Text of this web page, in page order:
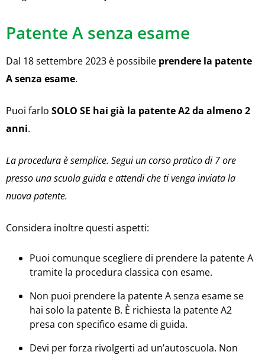
Patente A senza esame
Dal 18 settembre 2023 è possibile prendere la patente
A senza esame.
Puoi farlo SOLO SE hai già la patente A2 da almeno 2
anni.
La procedura è semplice. Segui un corso pratico di 7 ore
presso una scuola guida e attendi che ti venga inviata la
nuova patente.
Considera inoltre questi aspetti:
Puoi comunque scegliere di prendere la patente A
tramite la procedura classica con esame.
Non puoi prendere la patente A senza esame se
hai solo la patente B. È richiesta la patente A2
presa con specifico esame di guida.
Devi per forza rivolgerti ad un’autoscuola. Non